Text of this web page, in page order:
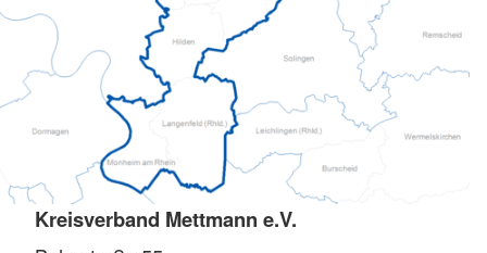
Kreisverband Mettmann e.V.